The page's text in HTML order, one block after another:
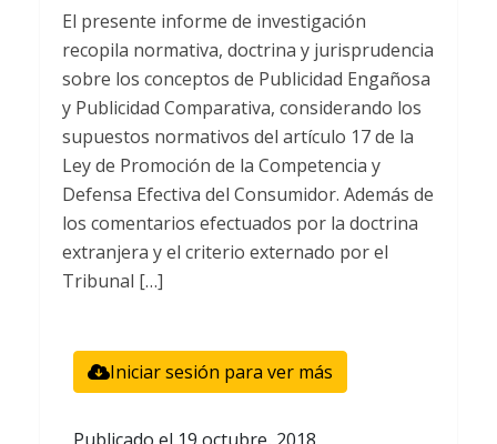
El presente informe de investigación
recopila normativa, doctrina y jurisprudencia
sobre los conceptos de Publicidad Engañosa
y Publicidad Comparativa, considerando los
supuestos normativos del artículo 17 de la
Ley de Promoción de la Competencia y
Defensa Efectiva del Consumidor. Además de
los comentarios efectuados por la doctrina
extranjera y el criterio externado por el
Tribunal […]
Iniciar sesión para ver más